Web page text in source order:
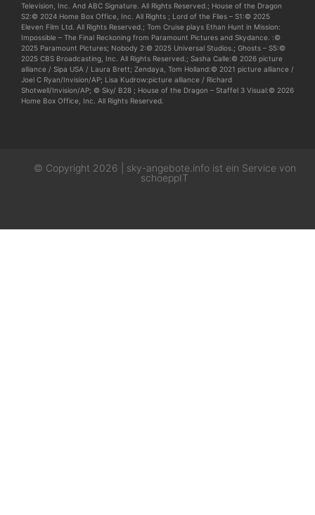
Television, Inc. And ABC Signature. All Rights Reserved.; House of the Dragon
S2:© 2024 Home Box Office, Inc. All Rights ; Lord of the Flies – S1:© 2025
Eleven Film Ltd. All Rights Reserved.; Tom Cruise plays Ethan Hunt in Mission:
Impossible – The Final Reckoning from Paramount Pictures and Skydance. :©
2025 Paramount Pictures; Nobody 2:© 2025 Universal Studios.; Ghosts – S5:©
2025 CBS Broadcasting, Inc. All Rights Reserved.; Sasha Calle:© 2026 picture
alliance / Sipa USA / Laura Brett; Zendaya, Tom Holland:© 2021 picture alliance /
Joel C Ryan/Invision/AP; Lisa Kudrow:picture alliance / Richard
Shotwell/Invision/AP; © Sky/ B28 ; House of the Dragon – Staffel 3 Visual:© 2026
Home Box Office, Inc. All Rights Reserved.
© Copyright 2026 | sky-angebote.info ist ein Service von
schoeppIT